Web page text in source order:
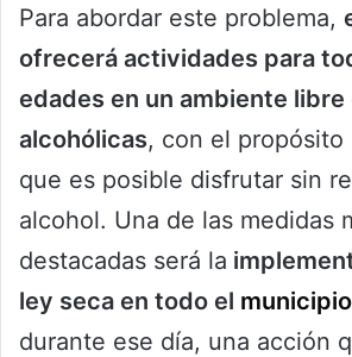
Para abordar este problema,
ofrecerá actividades para
edades en un ambiente
alcohólicas, con el propósito
que es posible disfrutar sin
alcohol. Una de las medidas
destacadas será la
ley seca en todo el municipio
durante ese día, una acción